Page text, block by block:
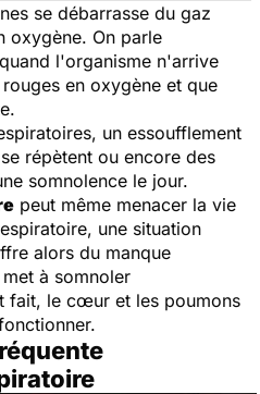
se débarrasse du gaz
oxygène. On parle
l'organisme n'arrive
en oxygène et que
un essoufflement
répètent ou encore des
somnolence le jour.
peut même menacer la vie
une situation
alors du manque
à somnoler
fait, le cœur et les poumons